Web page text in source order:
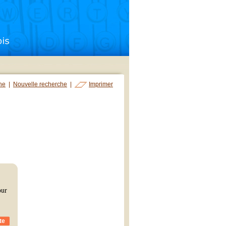
Nouvelle recherche Imprimer